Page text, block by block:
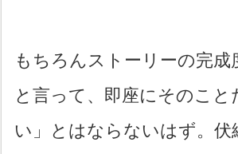
もちろんストーリーの完成
と言って、即座にそのこと
い」とはならないはず。伏